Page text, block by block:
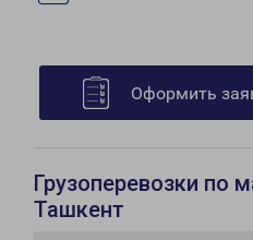
Оформить
Грузоперевозки по
Ташкент